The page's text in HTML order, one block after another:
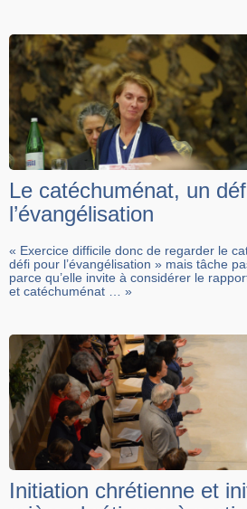
Le catéchuménat, un
l’évangélisation
« Exercice difficile donc de regarder le
défi pour l’évangélisation » mais tâche
parce qu’elle invite à considérer le
et catéchuménat … »
Initiation chrétienne et